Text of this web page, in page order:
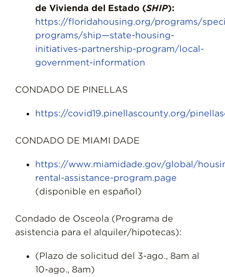
de Vivienda del Estado (SHIP):
https://floridahousing.org/programs/
programs/ship—state-housing-
initiatives-partnership-program/local-
government-information
CONDADO DE PINELLAS
https://covid19.pinellascounty.org/
CONDADO DE MIAMI DADE
https://www.miamidade.gov/global/
rental-assistance-program.page
(disponible en español)
Condado de Osceola (Programa de
asistencia para el alquiler/hipotecas):
(Plazo de solicitud del 3-ago., 8am al
10-ago., 8am)